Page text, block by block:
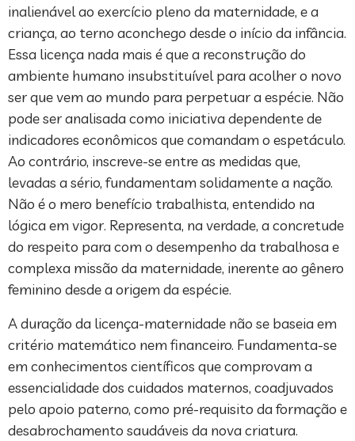
inalienável ao exercício pleno da maternidade, e a
criança, ao terno aconchego desde o início da infância.
Essa licença nada mais é que a reconstrução do
ambiente humano insubstituível para acolher o novo
ser que vem ao mundo para perpetuar a espécie. Não
pode ser analisada como iniciativa dependente de
indicadores econômicos que comandam o espetáculo.
Ao contrário, inscreve-se entre as medidas que,
levadas a sério, fundamentam solidamente a nação.
Não é o mero benefício trabalhista, entendido na
lógica em vigor. Representa, na verdade, a concretude
do respeito para com o desempenho da trabalhosa e
complexa missão da maternidade, inerente ao gênero
feminino desde a origem da espécie.
A duração da licença-maternidade não se baseia em
critério matemático nem financeiro. Fundamenta-se
em conhecimentos científicos que comprovam a
essencialidade dos cuidados maternos, coadjuvados
pelo apoio paterno, como pré-requisito da formação e
desabrochamento saudáveis da nova criatura.